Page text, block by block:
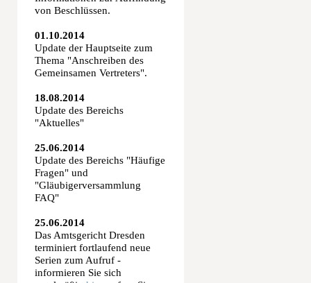
von Beschlüssen.
01.10.2014
Update der Hauptseite zum
Thema "Anschreiben des
Gemeinsamen Vertreters".
18.08.2014
Update des Bereichs
"Aktuelles"
25.06.2014
Update des Bereichs "Häufige
Fragen" und
"Gläubigerversammlung
FAQ"
25.06.2014
Das Amtsgericht Dresden
terminiert fortlaufend neue
Serien zum Aufruf -
informieren Sie sich